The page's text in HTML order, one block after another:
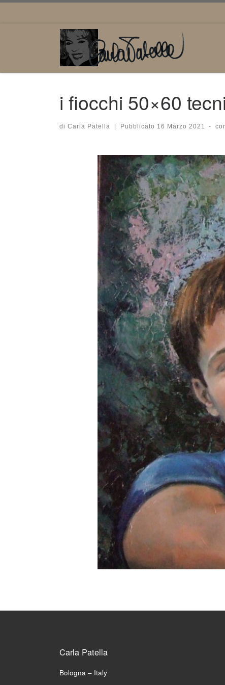
i fiocchi 50×60
di Carla Patella Pubblicato 16 Marzo 2021 -
Navigazione immagini
Carla Patella
Bologna – Italy